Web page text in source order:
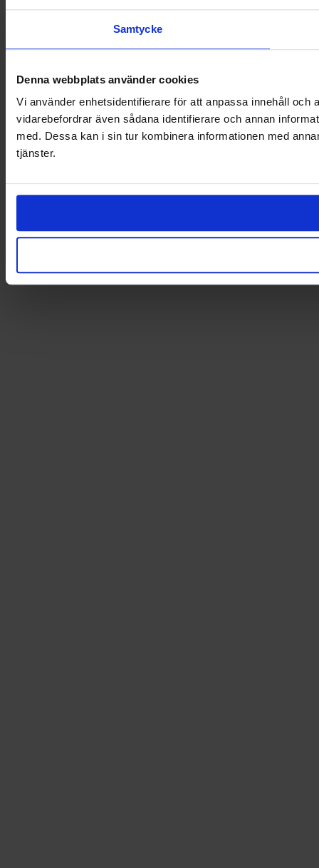
Samtycke
Denna webbplats använder cookies
Vi använder enhetsidentifierare för att anpassa innehåll
vidarebefordrar även sådana identifierare och annan
med. Dessa kan i sin tur kombinera informationen med
tjänster.